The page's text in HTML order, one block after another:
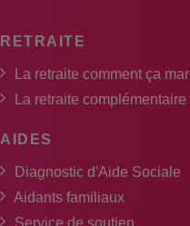
RETRAITE
La retraite comment ça
La retraite complémentaire
AIDES
Diagnostic d'Aide Sociale
Aidants familiaux
Service de soutien